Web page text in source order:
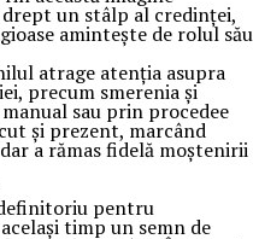
un stâlp al credinței,
amintește de rolul său
atrage atenția asupra
precum smerenia și
sau prin procedee
și prezent, marcând
a rămas fidelă moștenirii
pentru
timp un semn de